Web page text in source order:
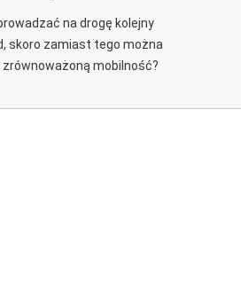
na drogę kolejny
skoro zamiast tego można
mobilność?